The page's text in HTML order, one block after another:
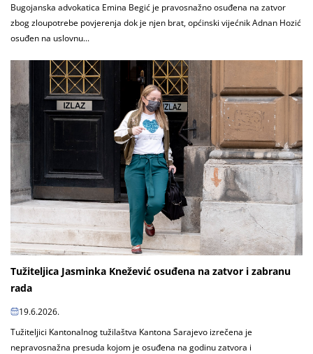
Bugojanska advokatica Emina Begić je pravosnažno osuđena na zatvor
zbog zloupotrebe povjerenja dok je njen brat, općinski vijećnik Adnan Hozić
osuđen na uslovnu...
Tužiteljica Jasminka Knežević osuđena na zatvor i zabranu
rada
19.6.2026.
Tužiteljici Kantonalnog tužilaštva Kantona Sarajevo izrečena je
nepravosnažna presuda kojom je osuđena na godinu zatvora i